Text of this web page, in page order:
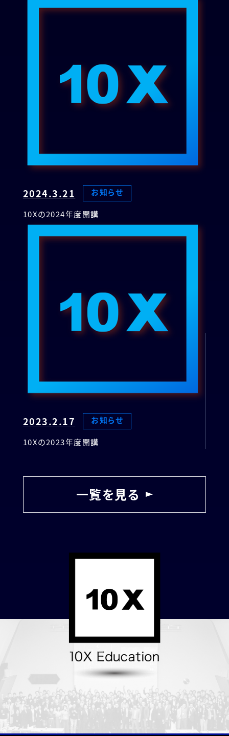
2024.3.21 お知らせ
10Xの2024年度開講
2023.2.17 お知らせ
10Xの2023年度開講
一覧を見る